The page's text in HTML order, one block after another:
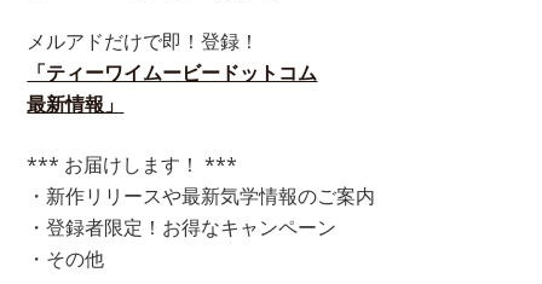
メルアドだけで即！登録！
「ティーワイムービードットコム
最新情報」
*** お届けします！ ***
・新作リリースや最新気学情報のご案内
・登録者限定！お得なキャンペーン
・その他